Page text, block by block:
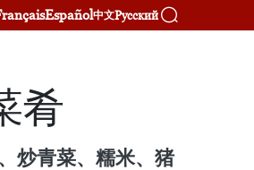
Español中文Русский
肴
炒青菜、糯米、猪